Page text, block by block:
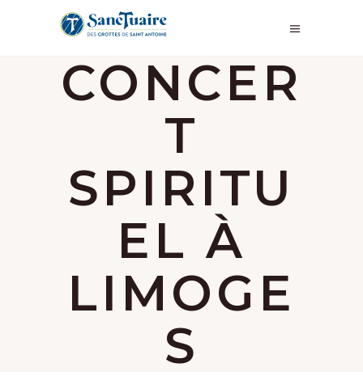
CONCER
T
SPIRITU
EL À
LIMOGE
S